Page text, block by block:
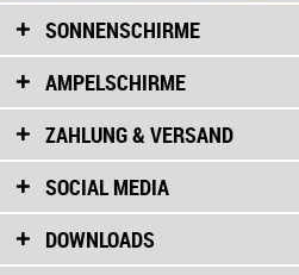
SONNENSCHIRME
AMPELSCHIRME
ZAHLUNG & VERSAND
SOCIAL MEDIA
DOWNLOADS